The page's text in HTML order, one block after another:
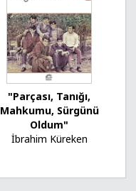
"Parçası, Tanığı,
Mahkumu, Sürgünü
Oldum"
İbrahim Küreken